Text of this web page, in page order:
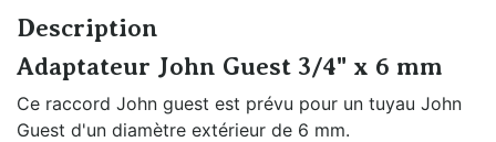
Description
Adaptateur John Guest 3/4" x 6 mm
Ce raccord John guest est prévu pour un tuyau John
Guest d'un diamètre extérieur de 6 mm.